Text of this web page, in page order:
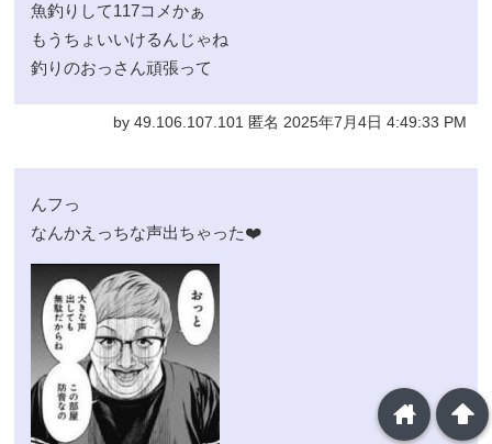
魚釣りして117コメかぁ
もうちょいいけるんじゃね
釣りのおっさん頑張って
by 49.106.107.101 匿名 2025年7月4日 4:49:33 PM
んフっ
なんかえっちな声出ちゃった❤️
arrowup
home